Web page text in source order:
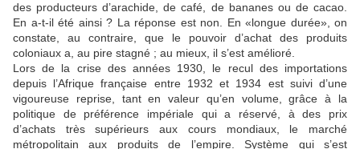
des producteurs d’arachide, de café, de bananes ou de cacao.
En a-t-il été ainsi ? La réponse est non. En «longue durée», on
constate, au contraire, que le pouvoir d’achat des produits
coloniaux a, au pire stagné ; au mieux, il s’est amélioré.
Lors de la crise des années 1930, le recul des importations
depuis l’Afrique française entre 1932 et 1934 est suivi d’une
vigoureuse reprise, tant en valeur qu’en volume, grâce à la
politique de préférence impériale qui a réservé, à des prix
d’achats très supérieurs aux cours mondiaux, le marché
métropolitain aux produits de l’empire. Système qui s’est